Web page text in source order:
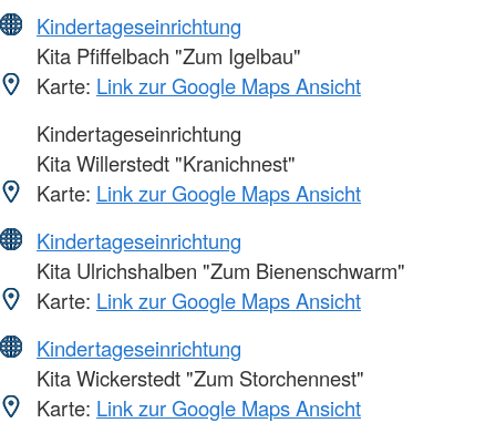
Kindertageseinrichtung
Kita Pfiffelbach "Zum Igelbau"
Karte: Link zur Google Maps Ansicht
Kindertageseinrichtung
Kita Willerstedt "Kranichnest"
Karte: Link zur Google Maps Ansicht
Kindertageseinrichtung
Kita Ulrichshalben "Zum Bienenschwarm"
Karte: Link zur Google Maps Ansicht
Kindertageseinrichtung
Kita Wickerstedt "Zum Storchennest"
Karte: Link zur Google Maps Ansicht